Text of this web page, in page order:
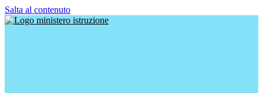
Salta al contenuto